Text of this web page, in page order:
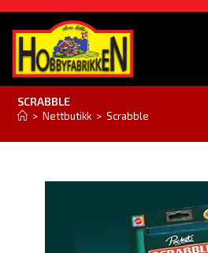
SCRABBLE
> Nettbutikk > Scrabble